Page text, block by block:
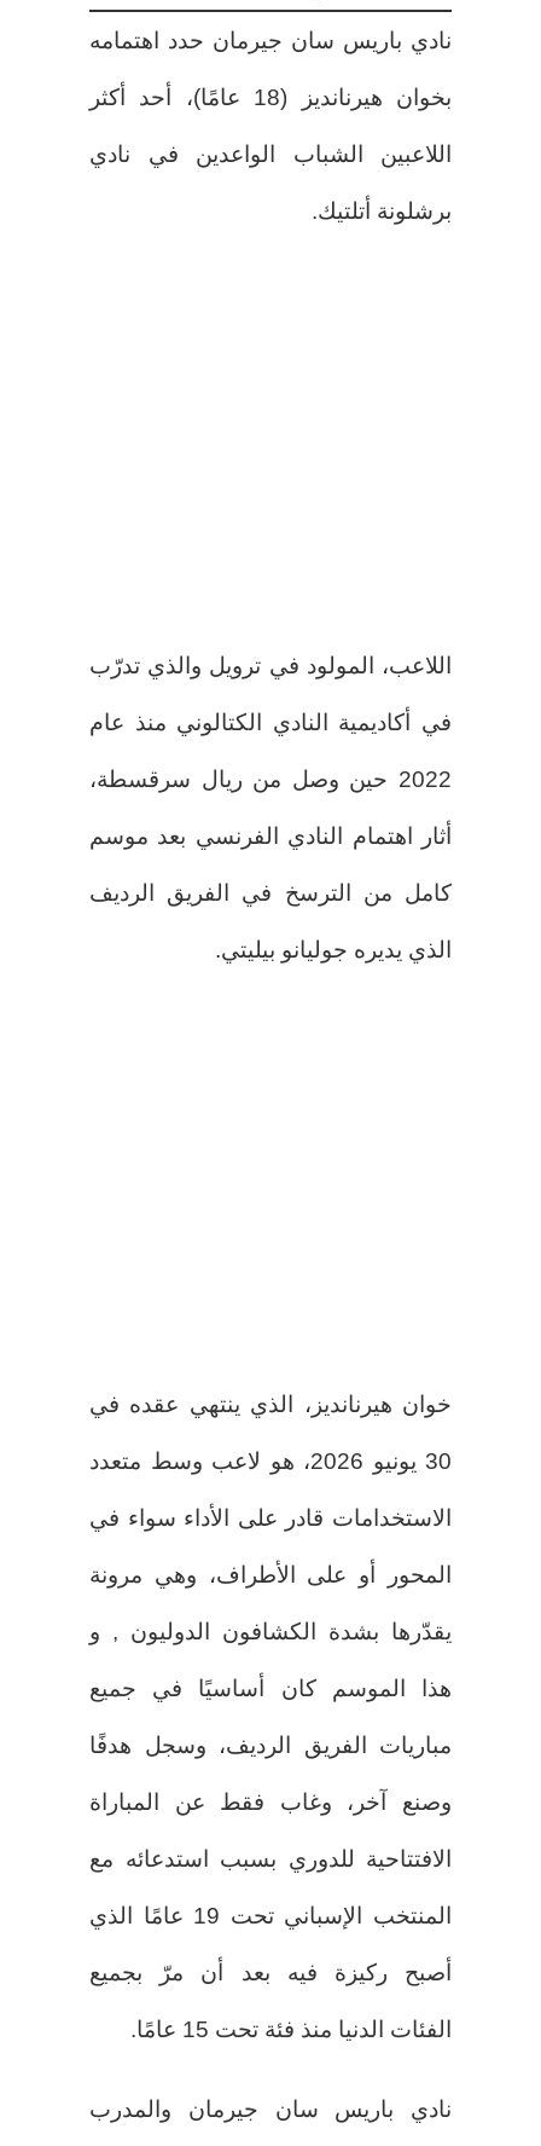
نادي باريس سان جيرمان حدد اهتمامه
بخوان هيرنانديز (18 عامًا)، أحد أكثر
اللاعبين الشباب الواعدين في نادي
برشلونة أتلتيك.
اللاعب، المولود في ترويل والذي تدرّب
في أكاديمية النادي الكتالوني منذ عام
2022 حين وصل من ريال سرقسطة،
أثار اهتمام النادي الفرنسي بعد موسم
كامل من الترسخ في الفريق الرديف
الذي يديره جوليانو بيليتي.
خوان هيرنانديز، الذي ينتهي عقده في
30 يونيو 2026، هو لاعب وسط متعدد
الاستخدامات قادر على الأداء سواء في
المحور أو على الأطراف، وهي مرونة
يقدّرها بشدة الكشافون الدوليون , و
هذا الموسم كان أساسيًا في جميع
مباريات الفريق الرديف، وسجل هدفًا
وصنع آخر، وغاب فقط عن المباراة
الافتتاحية للدوري بسبب استدعائه مع
المنتخب الإسباني تحت 19 عامًا الذي
أصبح ركيزة فيه بعد أن مرّ بجميع
الفئات الدنيا منذ فئة تحت 15 عامًا.
نادي باريس سان جيرمان والمدرب